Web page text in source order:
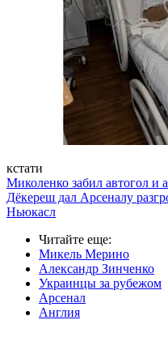
кстати
Миколенко забил автогол и
Дёкереш дал Арсеналу
Ньюкасл
Читайте еще:
Микель Мерино
Александр Зинченко
Украинцы за рубежом
Арсенал
Англия